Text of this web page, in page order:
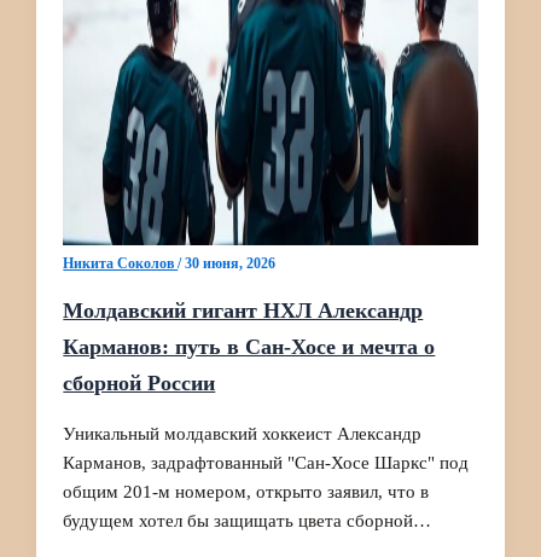
Никита Соколов/30 июня, 2026
Молдавский гигант НХЛ Александр
Карманов: путь в Сан‑Хосе и мечта о
сборной России
Уникальный молдавский хоккеист Александр
Карманов, задрафтованный "Сан‑Хосе Шаркс" под
общим 201‑м номером, открыто заявил, что в
будущем хотел бы защищать цвета сборной…